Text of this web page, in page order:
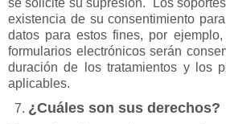
se solicite su supresión. Los
existencia de su consentimiento
datos para estos fines, por
formularios electrónicos serán
duración de los tratamientos y los
aplicables.
¿Cuáles son sus derechos?